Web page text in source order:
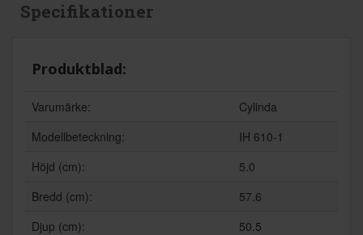
Specifikationer
Produktblad:
Varumärke:
Cylinda
Modellbeteckning:
IH 610-1
Höjd (cm):
5.0
Bredd (cm):
57.6
Djup (cm):
50.5